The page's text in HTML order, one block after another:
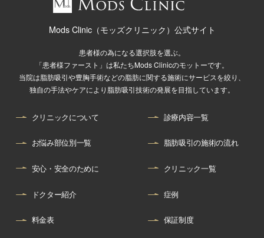
Mods Clinic（モッズクリニック）公式サイト
患者様の為になる選択肢を選ぶ。
「患者様ファースト」は私たちMods Clinicのモットーです。
当院は脂肪吸引や豊胸手術などの脂肪に関する施術にサービスを絞り、
独自の手法やケアにより脂肪吸引技術の発展を目指しています。
クリニックについて 診療内容一覧
お悩み部位別一覧 脂肪吸引の施術の流れ
安心・安全のために クリニック一覧
ドクター紹介 症例
料金表 保証制度